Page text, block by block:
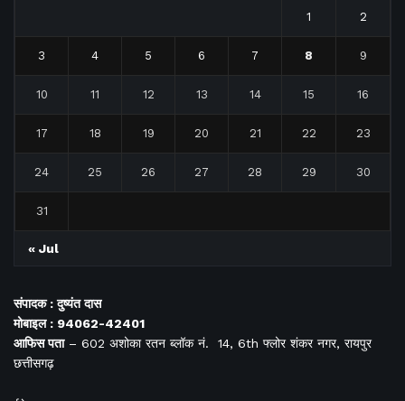
1 2
3 4 5 6 7 8 9
10 11 12 13 14 15 16
17 18 19 20 21 22 23
24 25 26 27 28 29 30
31
« Jul
संपादक : दुष्यंत दास
मोबाइल : 94062-42401
आफिसपता– 602 अशोका रतन ब्लॉक नं. 14, 6th फ्लोर शंकर नगर, रायपुर
छत्तीसगढ़